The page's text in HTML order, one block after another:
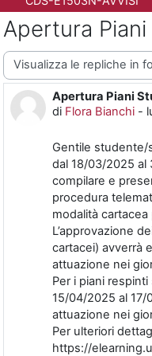
Apertura
Modalità visualizzazione
Apertura Piani
di Flora Bianchi -
Numero di
Gentile studente/
dal 18/03/2025 al
compilare e
procedura
modalità
L’approvazione
cartacei) avverrà
attuazione nei
Per i piani
15/04/2025 al
attuazione nei
Per ulteriori
https://